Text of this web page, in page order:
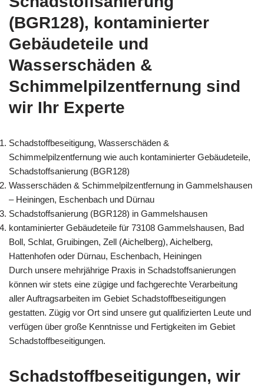
(BGR128), kontaminierter
Gebäudeteile und
Wasserschäden &
Schimmelpilzentfernung sind
wir Ihr Experte
Schadstoffbeseitigung, Wasserschäden &
Schimmelpilzentfernung wie auch kontaminierter Gebäudeteile,
Schadstoffsanierung (BGR128)
Wasserschäden & Schimmelpilzentfernung in Gammelshausen
– Heiningen, Eschenbach und Dürnau
Schadstoffsanierung (BGR128) in Gammelshausen
kontaminierter Gebäudeteile für 73108 Gammelshausen, Bad
Boll, Schlat, Gruibingen, Zell (Aichelberg), Aichelberg,
Hattenhofen oder Dürnau, Eschenbach, Heiningen
Durch unsere mehrjährige Praxis in Schadstoffsanierungen
können wir stets eine zügige und fachgerechte Verarbeitung
aller Auftragsarbeiten im Gebiet Schadstoffbeseitigungen
gestatten. Zügig vor Ort sind unsere gut qualifizierten Leute und
verfügen über große Kenntnisse und Fertigkeiten im Gebiet
Schadstoffbeseitigungen.
Schadstoffbeseitigungen, wir